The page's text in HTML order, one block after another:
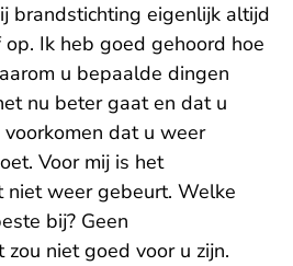
brandstichting eigenlijk altijd
Ik heb goed gehoord hoe
u bepaalde dingen
nu beter gaat en dat u
dat u weer
Voor mij is het
weer gebeurt. Welke
bij? Geen
niet goed voor u zijn.